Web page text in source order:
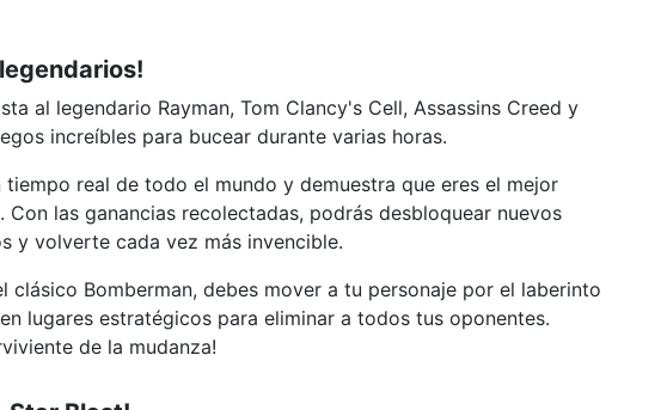
al legendario Rayman, Tom Clancy's Cell, Assassins Creed y
increíbles para bucear durante varias horas.
real de todo el mundo y demuestra que eres el mejor
las ganancias recolectadas, podrás desbloquear nuevos
y volverte cada vez más invencible.
clásico Bomberman, debes mover a tu personaje por el laberinto
lugares estratégicos para eliminar a todos tus oponentes.
de la mudanza!